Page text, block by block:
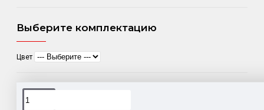
Выберите комплектацию
Цвет
Доставка товара по всему Таможенному союзу.